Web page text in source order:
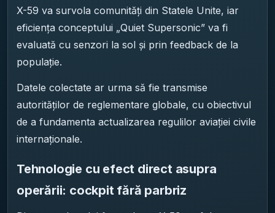
X-59 va survola comunități din Statele Unite, iar
eficiența conceptului „Quiet Supersonic” va fi
evaluată cu senzori la sol și prin feedback de la
populație.
Datele colectate ar urma să fie transmise
autorităților de reglementare globale, cu obiectivul
de a fundamenta actualizarea regulilor aviației civile
internaționale.
Tehnologie cu efect direct asupra
operării: cockpit fără parbriz